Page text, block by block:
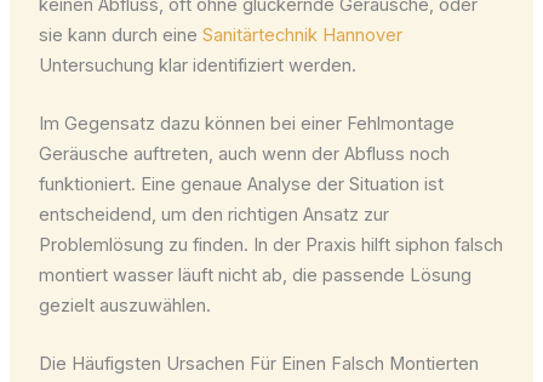
sie kann durch eine Sanitärtechnik Hannover
Untersuchung klar identifiziert werden.
Im Gegensatz dazu können bei einer Fehlmontage
Geräusche auftreten, auch wenn der Abfluss noch
funktioniert. Eine genaue Analyse der Situation ist
entscheidend, um den richtigen Ansatz zur
Problemlösung zu finden. In der Praxis hilft siphon falsch
montiert wasser läuft nicht ab, die passende Lösung
gezielt auszuwählen.
Die Häufigsten Ursachen Für Einen Falsch Montierten